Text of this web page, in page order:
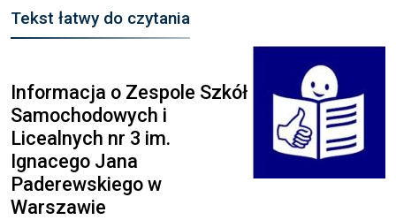
Tekst łatwy do czytania
Informacja o Zespole Szkół
Samochodowych i
Licealnych nr 3 im.
Ignacego Jana
Paderewskiego w
Warszawie